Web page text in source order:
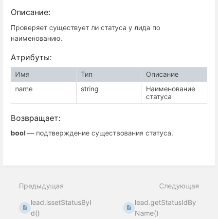
Описание:
Проверяет существует ли статуса у лида по
наименованию.
Атрибуты:
Имя Тип
Описание
name
string
Наименование
статуса
Возвращает:
bool — подтверждение существования статуса.
Предыдущая
lead.issetStatusByI
d()
Следующая
lead.getStatusIdBy
Name()